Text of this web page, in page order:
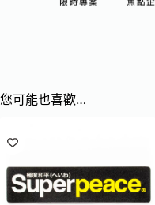
您可能也喜歡…